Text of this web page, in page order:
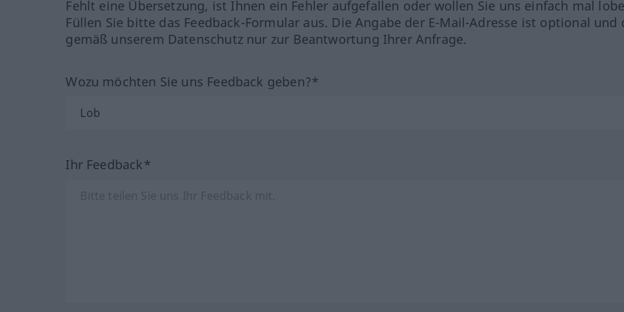
Fehlt eine Übersetzung, ist Ihnen ein Fehler aufgefallen oder wollen Sie uns einfach mal
Füllen Sie bitte das Feedback-Formular aus. Die Angabe der E-Mail-Adresse ist optional und
gemäß unserem Datenschutz nur zur Beantwortung Ihrer Anfrage.
Wozu möchten Sie uns Feedback geben?*
Ihr Feedback*